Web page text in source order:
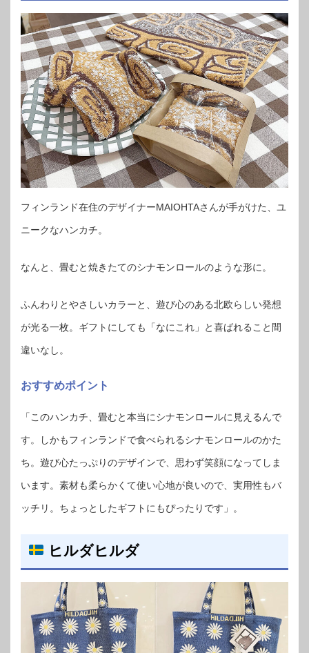
フィンランド在住のデザイナーMAIOHTAさんが手がけた、ユ
ニークなハンカチ。
なんと、畳むと焼きたてのシナモンロールのような形に。
ふんわりとやさしいカラーと、遊び心のある北欧らしい発想
が光る一枚。ギフトにしても「なにこれ」と喜ばれること間
違いなし。
おすすめポイント
「このハンカチ、畳むと本当にシナモンロールに見えるんで
す。しかもフィンランドで食べられるシナモンロールのかた
ち。遊び心たっぷりのデザインで、思わず笑顔になってしま
います。素材も柔らかくて使い心地が良いので、実用性もバ
ッチリ。ちょっとしたギフトにもぴったりです」。
ヒルダヒルダ